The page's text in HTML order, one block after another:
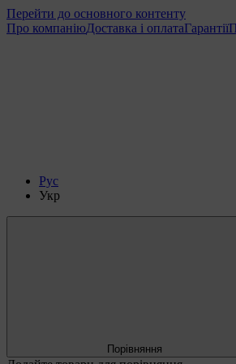
Перейти до основного контенту
Про компаніюДоставка і оплатаГарантії
Рус
Укр
Порівняння